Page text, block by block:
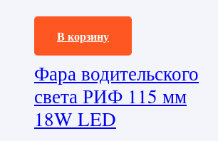
2440,0₽
В корзину
Фара водительского
света РИФ 115 мм
18W LED